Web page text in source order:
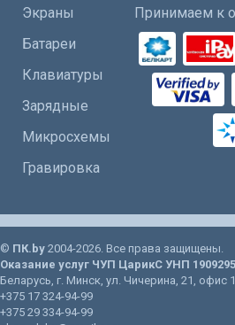
Экраны
Батареи
Клавиатуры
Зарядные
Микросхемы
Гравировка
Принимаем к
© ПК.by 2004-2026. Все права защищены.
Оказание услуг ЧУП ЦарикС УНП
Беларусь, г. Минск, ул. Чичерина, 21 , офис
+375 17 324-94-99
+375 29 334-94-99